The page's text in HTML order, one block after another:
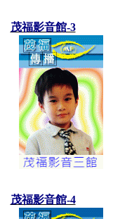
茂福影音館-3
茂福影音館-4